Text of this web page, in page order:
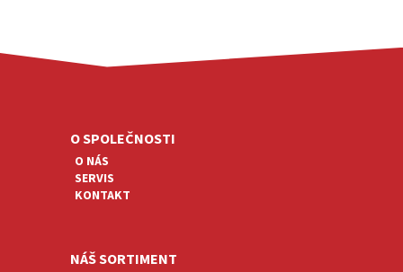
O SPOLEČNOSTI
O NÁS
SERVIS
KONTAKT
NÁŠ SORTIMENT